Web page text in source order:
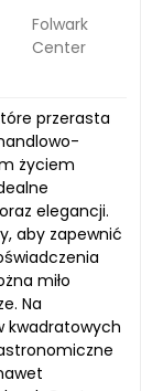
Folwark
Center
przerasta
życiem
elegancji.
aby zapewnić
miło
Na
kwadratowych